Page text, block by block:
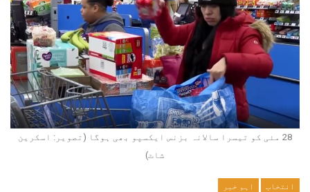
28 مئی کو تیسرا سالانہ بزنس ایکسپو بھی ہوگا (تصویر: اسکرین
شاٹ)
انتخاب اہم خبر